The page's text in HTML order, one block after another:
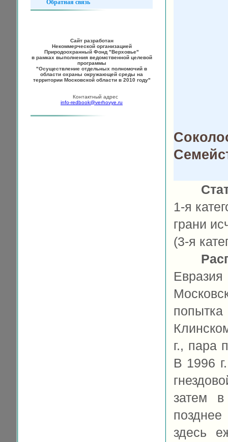
Обратная связь
Сайт разработан
Некоммерческой организацией
Природоохранный Фонд "Верховье"
в рамках выполнения ведомственной целевой
программы
"Осуществление отдельных полномочий в
области охраны окружающей среды на
территории Московской области в 2010 году"
Контактный адрес
info-redbook@verhovye.ru
1-я
грани
(3-я
г., пара
В 1996
затем в
здесь